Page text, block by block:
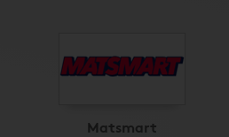
Matsmart